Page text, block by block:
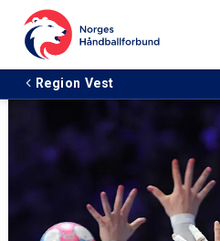
Region Vest